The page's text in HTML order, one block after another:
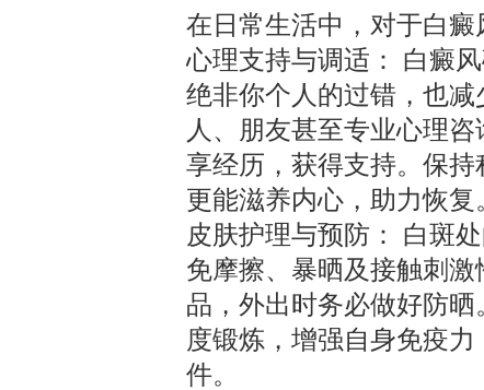
在日常生活中，对于白癜
心理支持与调适： 白癜
绝非你个人的过错，也
人、朋友甚至专业心理
享经历，获得支持。保
更能滋养内心，助力恢复
皮肤护理与预防： 白斑
免摩擦、暴晒及接触刺
品，外出时务必做好防
度锻炼，增强自身免疫
件。